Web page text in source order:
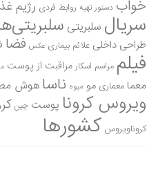
خواب دستور تهیه روابط فردی رژیم
سریال سلبریتی
طراحی داخلی علائم بیماری عکس فضا
فیلم مراسم اسکارمراقبت از پوست
معمامعماری مو میوه ناساهوش
ویروس کرونا پوست چین
کروناویروس کشورها